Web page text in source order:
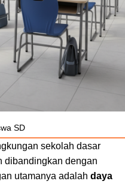
SD
sekolah dasar
dibandingkan dengan
utamanya adalah daya